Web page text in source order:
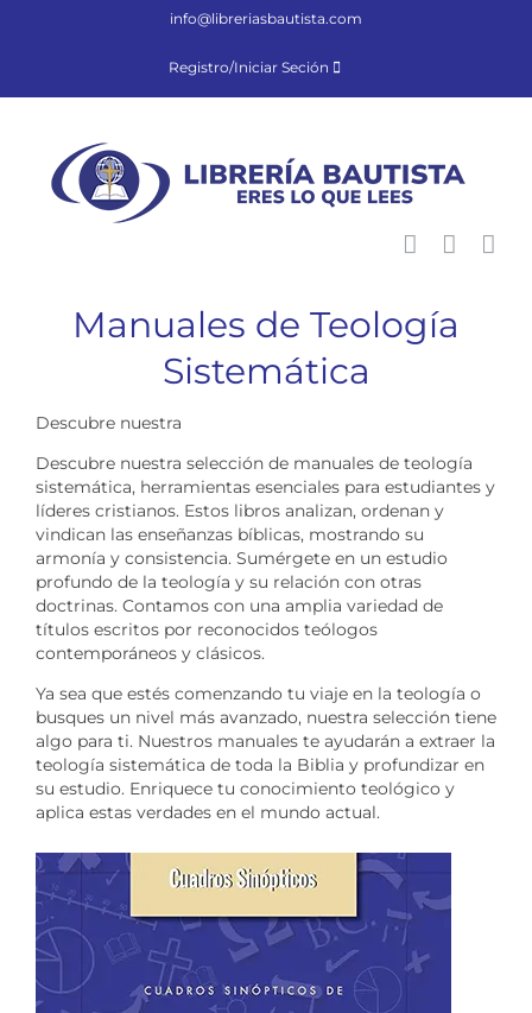
info@libreriasbautista.com
Registro/Iniciar Seción
Manuales de Teología
Sistemática
Descubre nuestra
Descubre nuestra selección de manuales de teología
sistemática, herramientas esenciales para estudiantes y
líderes cristianos. Estos libros analizan, ordenan y
vindican las enseñanzas bíblicas, mostrando su
armonía y consistencia. Sumérgete en un estudio
profundo de la teología y su relación con otras
doctrinas. Contamos con una amplia variedad de
títulos escritos por reconocidos teólogos
contemporáneos y clásicos.
Ya sea que estés comenzando tu viaje en la teología o
busques un nivel más avanzado, nuestra selección tiene
algo para ti. Nuestros manuales te ayudarán a extraer la
teología sistemática de toda la Biblia y profundizar en
su estudio. Enriquece tu conocimiento teológico y
aplica estas verdades en el mundo actual.